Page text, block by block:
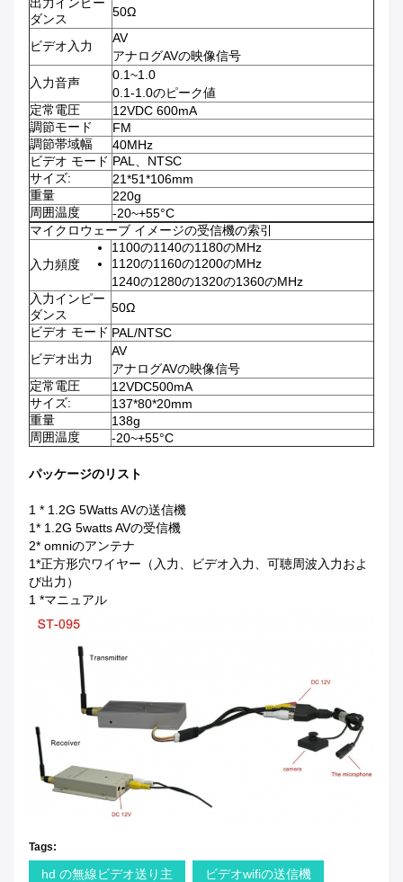
出力インピー
ダンス
50Ω
ビデオ入力
AV
アナログAVの映像信号
入力音声
0.1~1.0
0.1-1.0のピーク値
定常電圧
12VDC 600mA
調節モード
FM
調節帯域幅
40MHz
ビデオ モード PAL、NTSC
サイズ:
21*51*106mm
重量
220g
周囲温度
-20~+55°C
マイクロウェーブ イメージの受信機の索引
入力頻度
1100の1140の1180のMHz
1120の1160の1200のMHz
1240の1280の1320の1360のMHz
入力インピー
ダンス
50Ω
ビデオ モード PAL/NTSC
ビデオ出力
AV
アナログAVの映像信号
定常電圧
12VDC500mA
サイズ:
137*80*20mm
重量
138g
周囲温度
-20~+55°C
パッケージのリスト
1 * 1.2G 5Watts AVの送信機
1* 1.2G 5watts AVの受信機
2* omniのアンテナ
1*正方形穴ワイヤー（入力、ビデオ入力、可聴周波入力およ
び出力）
1 *マニュアル
Tags:
hd の無線ビデオ送り主 ビデオwifiの送信機